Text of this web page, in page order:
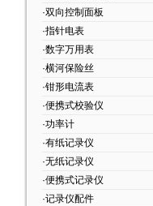
·双向控制面板
·指针电表
·数字万用表
·横河保险丝
·钳形电流表
·便携式校验仪
·功率计
·有纸记录仪
·无纸记录仪
·便携式记录仪
·记录仪配件